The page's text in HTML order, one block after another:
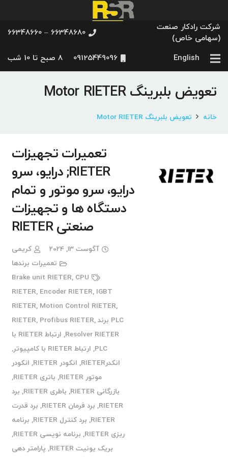
شرکت رادکار صنعت
(سهامی خاص)
66348680 – 66348660
English
09125449096 8 صبح تا 10 شب
تعویض بلبرینگ Motor RIETER
خانه تعویض بلبرینگ Motor RIETER
تعمیرات تجهیزات
RIETER; درایو، سرو
درایو، سرو موتور و تمام
دستگاه ها و تجهیزات
صنعتی RIETER
آگوست 13, 2024
کریمی
تعمیرات برندها
Brake unit RIETER, CPU
RIETER, Encoder RIETER, IGBT
RIETER, Motion Control RIETER,
PLC برند RIETER
, Profibus RIETER,
Resolver RIETER
,
ارتباط RIETER با
PLC
, ارتباط RIETER با کامپیوتر
,
انکدرRIETER
, انکودر RIETER , انکودر
موتور RIETER
, باتری RIETER
,
بازرگانی RIETER
, باطری RIETER , برد
RIETER
, برد فرمان RIETER , برد قدرت
RIETER
, برد کنترل RIETER , برنامه
ریزی RIETER
, برنامه نویسی RIETER
,
بریک یونیت RIETER
, پارامتر دهی